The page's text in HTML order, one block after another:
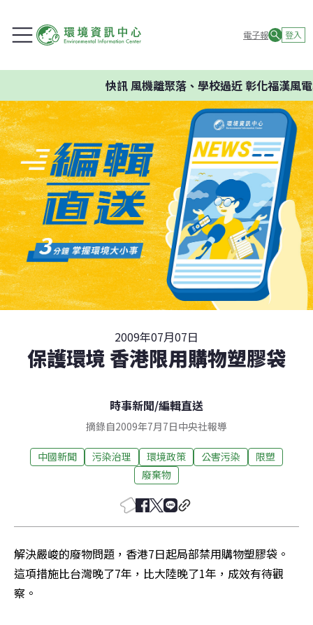
電子報 登入
快訊風機離聚落、學校過近 彰化福漢風電
2009年07月07日
保護環境 香港限用購物塑膠袋
時事新聞/編輯直送
摘錄自2009年7月7日中央社報導
中國新聞 污染治理 環境政策 公害污染
限塑
廢棄物
解決嚴峻的廢物問題，香港7日起局部禁用購物塑膠袋。
這項措施比台灣晚了7年，比大陸晚了1年，成效有待觀
察。